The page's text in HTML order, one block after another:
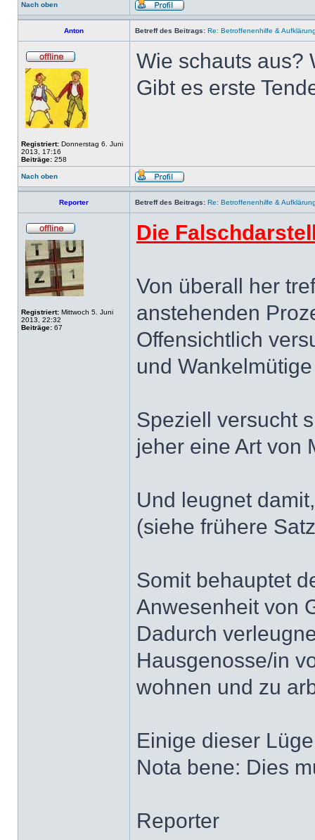
Nach oben
Anton Betreff des Beitrags: Re: Betroffenenhilfe &
Registriert: Donnerstag 6. Juni
2013, 17:16
Beiträge: 258
Wie schauts aus?
Gibt es erste
Nach oben
Reporter Betreff des Beitrags: Re: Betroffenenhilfe &
Registriert: Mittwoch 5. Juni
2013, 22:32
Beiträge: 67
Die
Von überall her
anstehenden
Offensichtlich
und
Speziell versucht
jeher eine Art von
Und leugnet
(siehe frühere
Somit behauptet
Anwesenheit von
Dadurch
Hausgenosse/in
wohnen und zu
Einige dieser
Nota bene: Dies
Reporter